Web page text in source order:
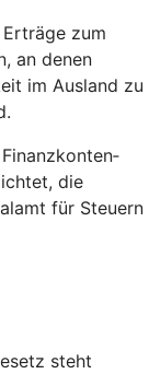
zum
an denen
im Ausland zu
Finanz­konten­
die
für Steuern
steht